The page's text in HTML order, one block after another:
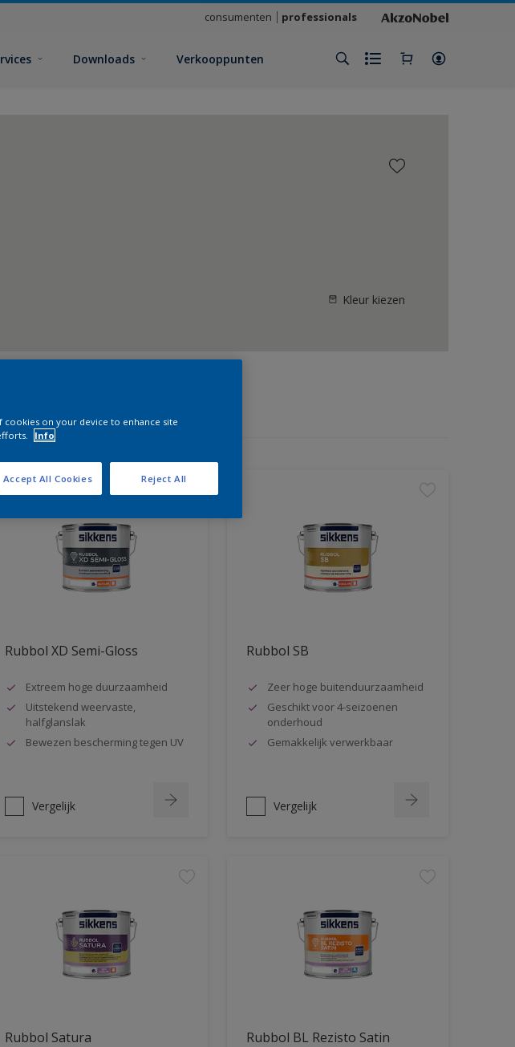
consumenten professionals
Downloads Verkooppunten
Kleur kiezen
Rubbol XD Semi-Gloss
Extreem hoge duurzaamheid
Uitstekend weervaste,
halfglanslak
Bewezen bescherming tegen UV
Vergelijk
Rubbol SB
Zeer hoge buitenduurzaamheid
Geschikt voor 4-seizoenen
onderhoud
Gemakkelijk verwerkbaar
Vergelijk
Rubbol Satura Rubbol BL Rezisto Satin
cookies on your device to enhance site
Info
Reject All
Accept All Cookies